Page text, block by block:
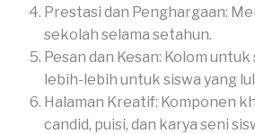
Prestasi dan Penghargaan:
sekolah selama setahun.
Pesan dan Kesan: Kolom
lebih-lebih untuk siswa yang
Halaman Kreatif: Komponen
candid, puisi, dan karya seni